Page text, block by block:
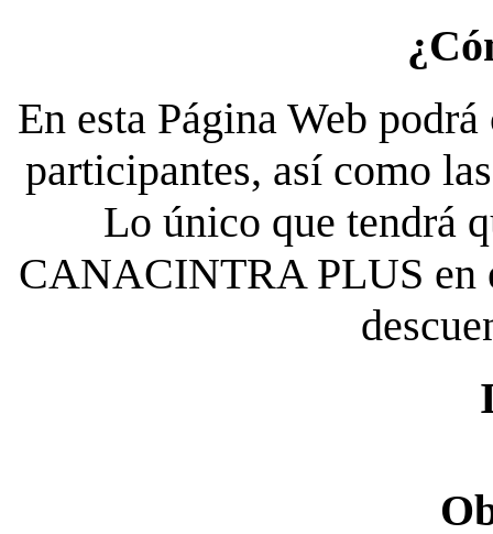
En esta Página Web
participantes, así como
Lo único que tendrá
CANACINTRA PLUS en